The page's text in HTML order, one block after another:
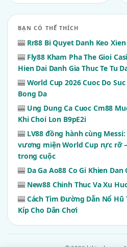
BẠN CÓ THỂ THÍCH
🎰 Rr88 Bi Quyet Danh Keo
🎰 Fly88 Kham Pha The Gioi
Hien Dai Danh Gia Thuc Te Tu
🎰 World Cup 2026 Cuoc Do
Bong Da
🎰 Ung Dung Ca Cuoc Cm88
Khi Choi Lon B9pE2i
🎰 LV88 đồng hành cùng
vương miện World Cup rực rỡ
trong cuộc
🎰 Da Ga Ao88 Co Gi Khien
🎰 New88 Chinh Thuc Va Xu
🎰 Cách Tìm Đường Dẫn Nổ
Kíp Cho Dân Chơi